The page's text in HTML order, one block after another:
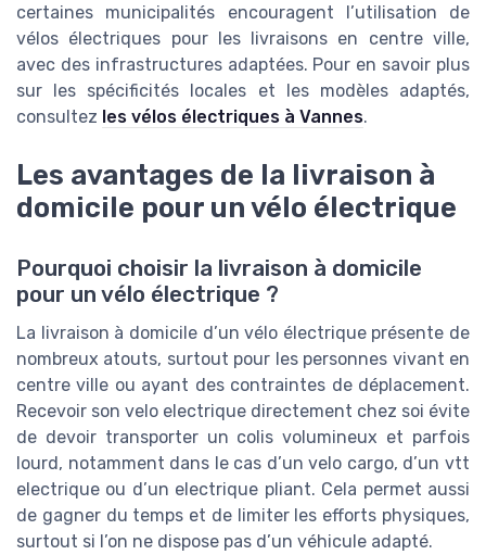
certaines municipalités encouragent l’utilisation de
vélos électriques pour les livraisons en centre ville,
avec des infrastructures adaptées. Pour en savoir plus
sur les spécificités locales et les modèles adaptés,
consultez les vélos électriques à Vannes.
Les avantages de la livraison à
domicile pour un vélo électrique
Pourquoi choisir la livraison à domicile
pour un vélo électrique ?
La livraison à domicile d’un vélo électrique présente de
nombreux atouts, surtout pour les personnes vivant en
centre ville ou ayant des contraintes de déplacement.
Recevoir son velo electrique directement chez soi évite
de devoir transporter un colis volumineux et parfois
lourd, notamment dans le cas d’un velo cargo, d’un vtt
electrique ou d’un electrique pliant. Cela permet aussi
de gagner du temps et de limiter les efforts physiques,
surtout si l’on ne dispose pas d’un véhicule adapté.